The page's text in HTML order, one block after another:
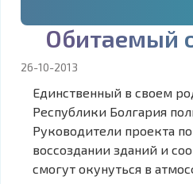
Обитаемый
26-10-2013
Единственный в своем
Республики Болгария
Руководители проекта
воссоздании зданий и
смогут окунуться в